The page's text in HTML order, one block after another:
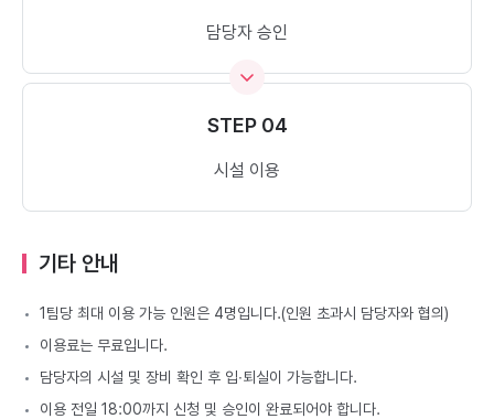
담당자 승인
STEP 04
시설 이용
기타 안내
1팀당 최대 이용 가능 인원은 4명입니다.(인원 초과시 담당자와 협의)
이용료는 무료입니다.
담당자의 시설 및 장비 확인 후 입∙퇴실이 가능합니다.
이용 전일 18:00까지 신청 및 승인이 완료되어야 합니다.